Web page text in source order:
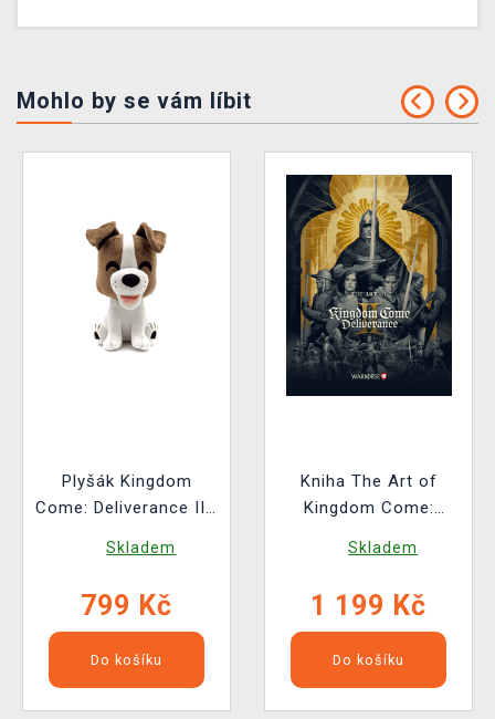
Mohlo by se vám líbit
Plyšák Kingdom
Come: Deliverance II -
Skladem
799 Kč
Do košíku
Kniha The Art of
Kingdom Come:
Skladem
1 199 Kč
Do košíku